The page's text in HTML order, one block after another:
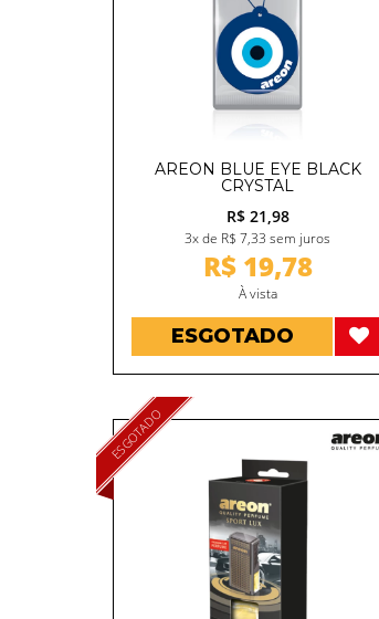
AREON BLUE EYE BLACK
CRYSTAL
R$ 21,98
3x de R$ 7,33 sem juros
R$ 19,78
À vista
ESGOTADO
ESGOTADO